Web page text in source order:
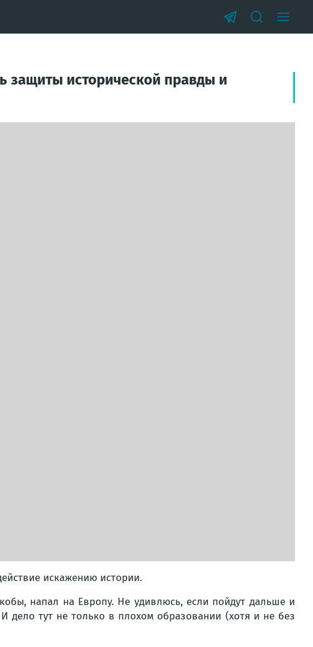
защиты исторической правды и
искажению истории.
напал на Европу. Не удивлюсь, если пойдут дальше и
дело тут не только в плохом образовании (хотя и не без